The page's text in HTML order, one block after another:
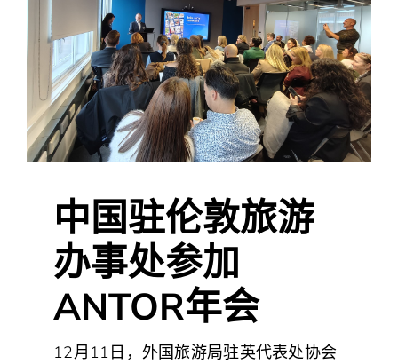
中国驻伦敦旅游
办事处参加
ANTOR年会
12月11日，外国旅游局驻英代表处协会